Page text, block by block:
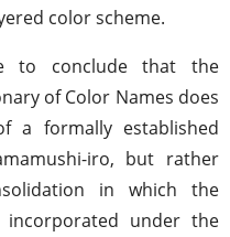
color scheme.
to conclude that the
of Color Names does
a formally established
iro, but rather
in which the
incorporated under the